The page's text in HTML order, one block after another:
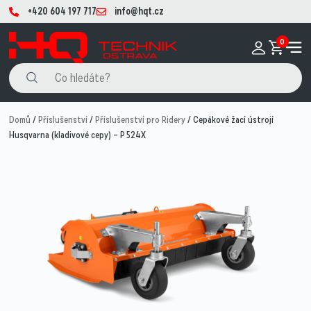
+420 604 197 717 info@hqt.cz
0
Domů /Příslušenství/Příslušenství pro Ridery/ Cepákové žací ústrojí
Husqvarna (kladivové cepy) – P 524X